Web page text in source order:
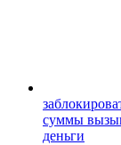
суммы
деньги